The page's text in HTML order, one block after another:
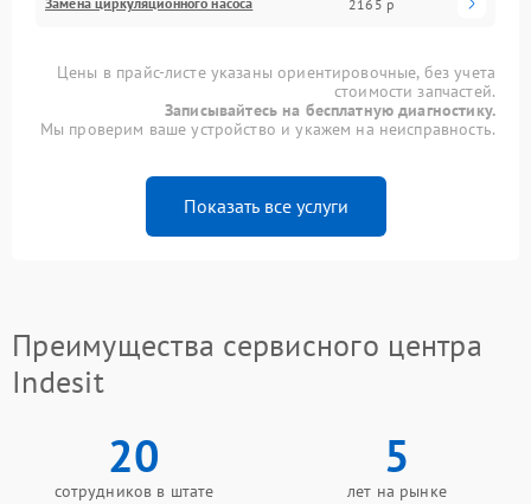
2165 р
Цены в прайс-листе указаны ориентировочные, без учета
стоимости запчастей.
Записывайтесь на бесплатную диагностику.
Мы проверим ваше устройство и укажем на неисправность.
Показать все услуги
Преимущества сервисного центра
Indesit
20
сотрудников в штате
5
лет на рынке